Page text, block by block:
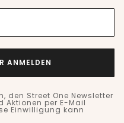
ANMELDEN
den Street One Newsletter
Aktionen per E-Mail
Einwilligung kann